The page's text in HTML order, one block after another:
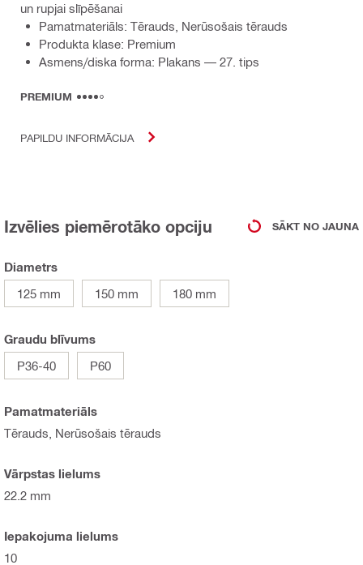
un rupjai slīpēšanai
Pamatmateriāls: Tērauds, Nerūsošais tērauds
Produkta klase: Premium
Asmens/diska forma: Plakans — 27. tips
PREMIUM
PAPILDU INFORMĀCIJA
Izvēlies piemērotāko opciju SĀKT NO JAUNA
Diametrs
125 mm
150 mm 180 mm
Graudu blīvums
P36-40
P60
Pamatmateriāls
Tērauds, Nerūsošais tērauds
Vārpstas lielums
22.2 mm
Iepakojuma lielums
10